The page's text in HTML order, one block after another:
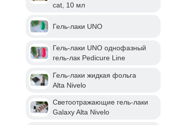
cat, 10 мл
Гель-лаки UNO
Гель-лаки UNO однофазный
гель-лак Pedicure Line
Гель-лаки жидкая фольга
Alta Nivelo
Светоотражающие гель-лаки
Galaxy Alta Nivelo